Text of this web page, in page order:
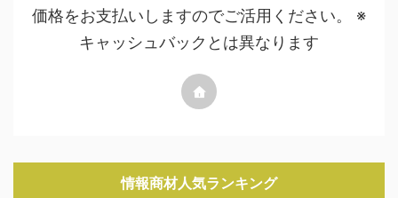
価格をお支払いしますのでご活用ください。 ※
キャッシュバックとは異なります
情報商材人気ランキング